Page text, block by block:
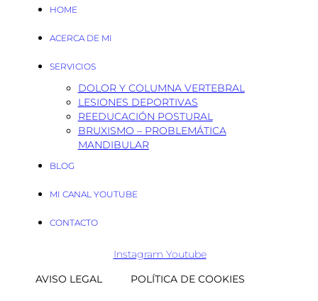
HOME
ACERCA DE MI
SERVICIOS
DOLOR Y COLUMNA VERTEBRAL
LESIONES DEPORTIVAS
REEDUCACIÓN POSTURAL
BRUXISMO – PROBLEMÁTICA
MANDIBULAR
BLOG
MI CANAL YOUTUBE
CONTACTO
Instagram Youtube
AVISO LEGAL
POLÍTICA DE COOKIES